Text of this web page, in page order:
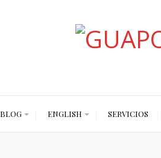
BLOG ENGLISH SERVICIOS